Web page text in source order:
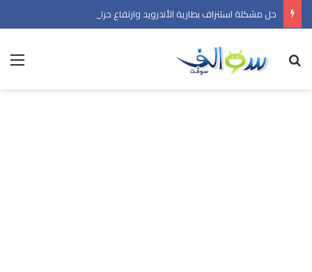
حل مشكلة استنزاف بطارية الأندرويد وارتفاع حرارة الهاتف في 2026
بحث عن